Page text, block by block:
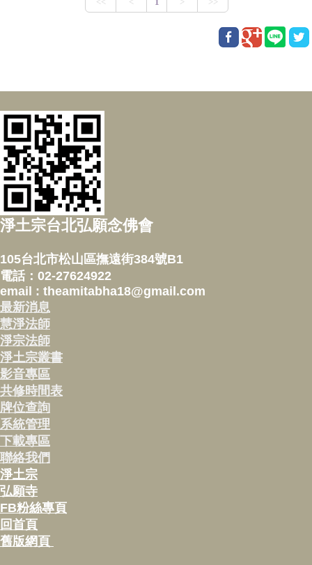
淨土宗台北弘願念佛會
105台北市松山區撫遠街384號B1
電話：02-27624922
email : theamitabha18@gmail.com
最新消息
慧淨法師
淨宗法師
淨土宗叢書
影音專區
共修時間表
牌位查詢
系統管理
下載專區
聯絡我們
淨土宗
弘願寺
FB粉絲專頁
回首頁
舊版網頁